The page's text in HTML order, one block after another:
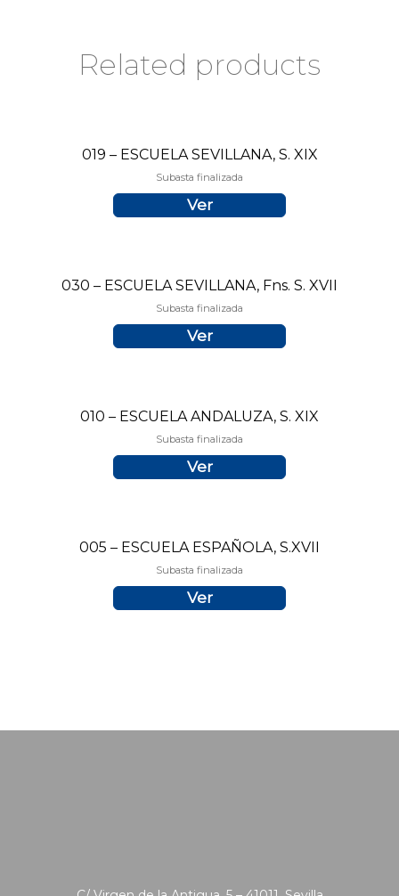
Related products
019 – ESCUELA SEVILLANA, S. XIX
Subasta finalizada
Ver
030 – ESCUELA SEVILLANA, Fns. S. XVII
Subasta finalizada
Ver
010 – ESCUELA ANDALUZA, S. XIX
Subasta finalizada
Ver
005 – ESCUELA ESPAÑOLA, S.XVII
Subasta finalizada
Ver